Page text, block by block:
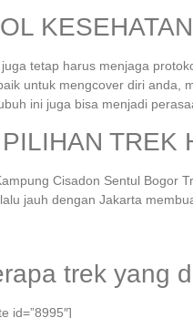
KESEHATAN
tetap harus menjaga
untuk mengcover diri anda,
ini juga bisa menjadi
TREK
Cisadon Sentul Bogor
jauh dengan Jakarta
trek yang
id=”8995″]